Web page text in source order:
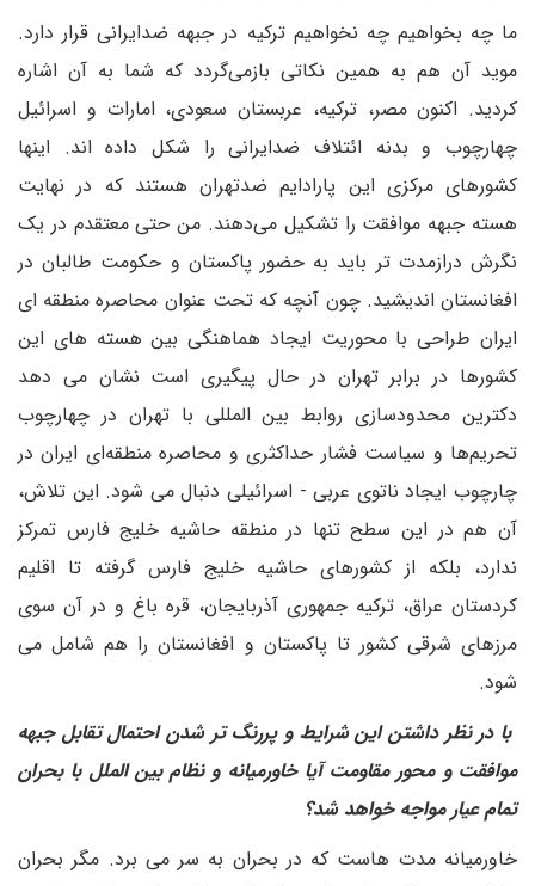
ما چه بخواهیم چه نخواهیم ترکیه در جبهه ضدایرانی قرار دارد.
موید آن هم به همین نکاتی بازمی‌گردد که شما به آن اشاره
کردید. اکنون مصر، ترکیه، عربستان سعودی، امارات و اسرائیل
چهارچوب و بدنه ائتلاف ضدایرانی را شکل داده اند. اینها
کشورهای مرکزی این پارادایم ضدتهران هستند که در نهایت
هسته جبهه موافقت را تشکیل می‌دهند. من حتی معتقدم در یک
نگرش درازمدت تر باید به حضور پاکستان و حکومت طالبان در
افغانستان اندیشید. چون آنچه که تحت عنوان محاصره منطقه ای
ایران طراحی با محوریت ایجاد هماهنگی بین هسته های این
کشورها در برابر تهران در حال پیگیری است نشان می دهد
دکترین محدودسازی روابط بین المللی با تهران در چهارچوب
تحریم‌ها و سیاست فشار حداکثری و محاصره منطقه‌ای ایران در
چارچوب ایجاد ناتوی عربی - اسرائیلی دنبال می شود. این تلاش،
آن هم در این سطح تنها در منطقه حاشیه خلیج فارس تمرکز
ندارد، بلکه از کشورهای حاشیه خلیج فارس گرفته تا اقلیم
کردستان عراق، ترکیه جمهوری آذربایجان، قره باغ و در آن سوی
مرزهای شرقی کشور تا پاکستان و افغانستان را هم شامل می
شود.
با در نظر داشتن این شرایط و پررنگ تر شدن احتمال تقابل جبهه
موافقت و محور مقاومت آیا خاورمیانه و نظام بین الملل با بحران
تمام عیار مواجه خواهد شد؟
خاورمیانه مدت هاست که در بحران به سر می برد. مگر بحران